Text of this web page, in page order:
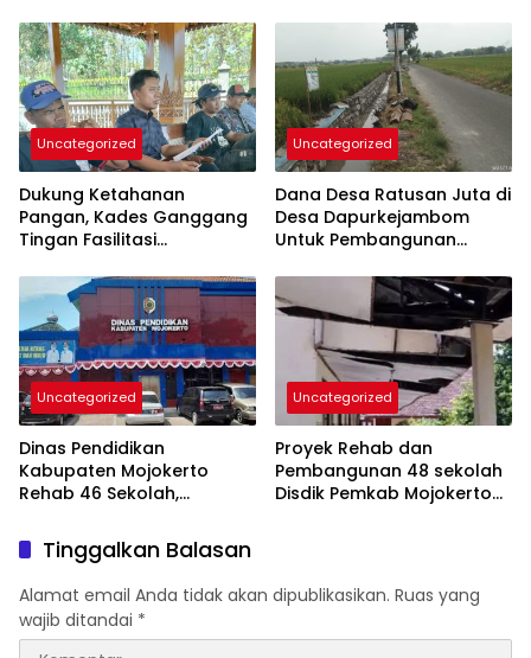
Uncategorized
Dukung Ketahanan
Pangan, Kades Ganggang
Tingan Fasilitasi
Dengan Bantuan
Pengusaha
Uncategorized
Dana Desa Ratusan Juta di
Desa Dapurkejambom
Untuk Pembangunan
Uncategorized
Dinas Pendidikan
Kabupaten Mojokerto
Rehab 46 Sekolah,
Positif
Uncategorized
Proyek Rehab dan
Pembangunan 48 sekolah
Disdik Pemkab Mojokerto
Tinggalkan Balasan
Alamat email Anda tidak akan dipublikasikan. Ruas yang
wajib ditandai *